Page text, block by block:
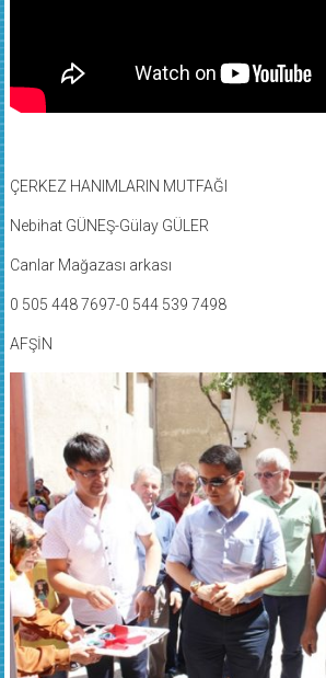
ÇERKEZ HANIMLARIN MUTFAĞI
Nebihat GÜNEŞ-Gülay GÜLER
Canlar Mağazası arkası
0 505 448 7697-0 544 539 7498
AFŞİN